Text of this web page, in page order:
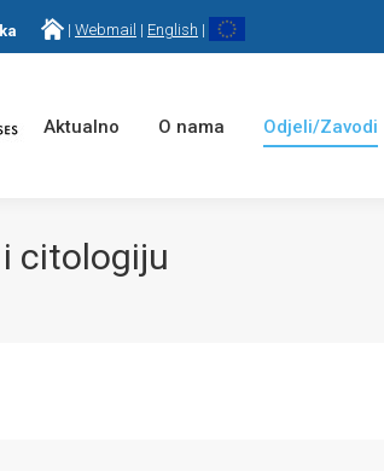
| Webmail | English |
Aktualno O nama Odjeli/Zavodi
citologiju